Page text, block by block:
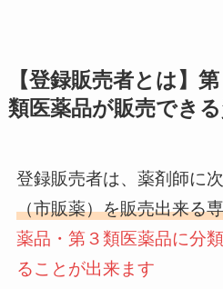
【登録販売者とは】
類医薬品が販売でき
登録販売者は、薬剤師に
（市販薬）を販売出来る
薬品・第３類医薬品に分
ることが出来ます